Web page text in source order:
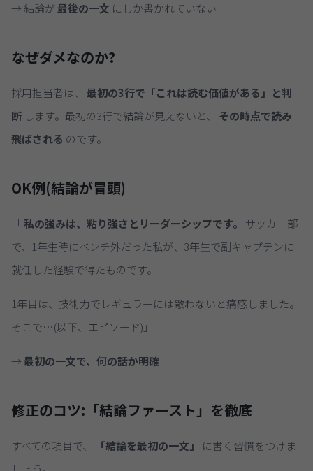
→ 結論が最後の一文 にしか書かれていない
なぜダメなのか?
採用担当者は、 最初の3行で「これは読む価値がある」と判
断 します。最初の3行で結論が見えないと、 その時点で読み
飛ばされる のです。
OK例(結論が冒頭)
「私の強みは、粘り強さとリーダーシップです。
サッカー部
で、1年生時にベンチ外だった私が、3年生で副キャプテンに
就任した経験で得たものです。
1年目は、技術力でレギュラーには敵わないと痛感しました。
そこで…(以下、エピソード)」
→最初の一文で、何の話か明確
修正のコツ:「結論ファースト」を徹底
すべての項目で、 「結論を最初の一文」
に書く習慣をつけま